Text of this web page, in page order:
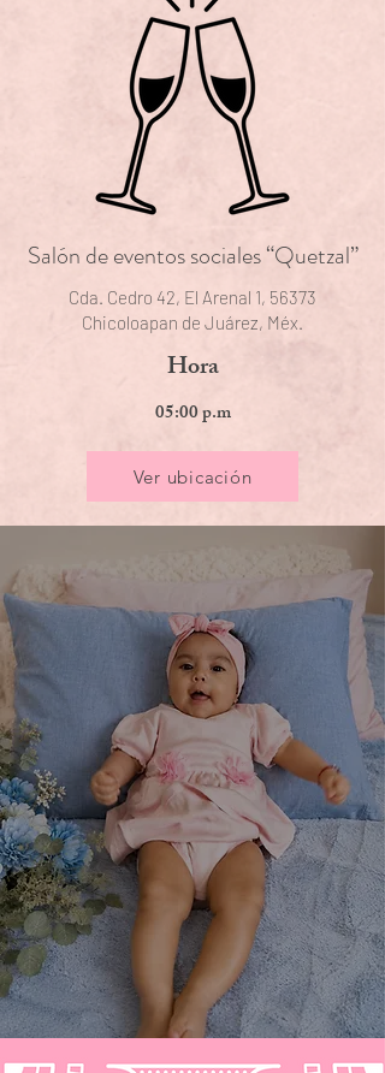
Salón de eventos sociales “Quetzal”
Cda. Cedro 42, El Arenal 1, 56373
Chicoloapan de Juárez, Méx.
Hora
05:00 p.m
Ver ubicación